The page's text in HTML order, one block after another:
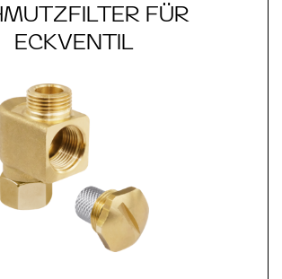
FÜR
ECKVENTIL